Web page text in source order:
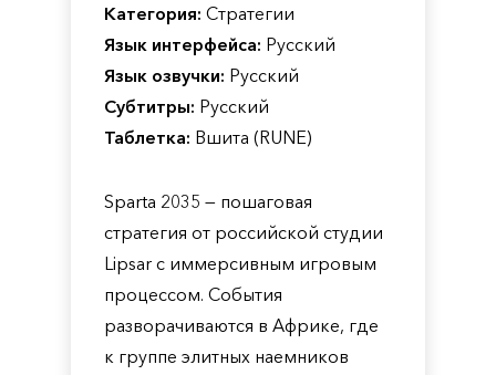
Категория: Стратегии
Язык интерфейса: Русский
Язык озвучки: Русский
Субтитры: Русский
Таблетка: Вшита (RUNE)
Sparta 2035 — пошаговая
стратегия от российской студии
Lipsar с иммерсивным игровым
процессом. События
разворачиваются в Африке, где
к группе элитных наемников